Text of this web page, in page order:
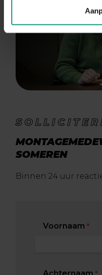
SOMEREN
Binnen 24 uur
Voornaam *